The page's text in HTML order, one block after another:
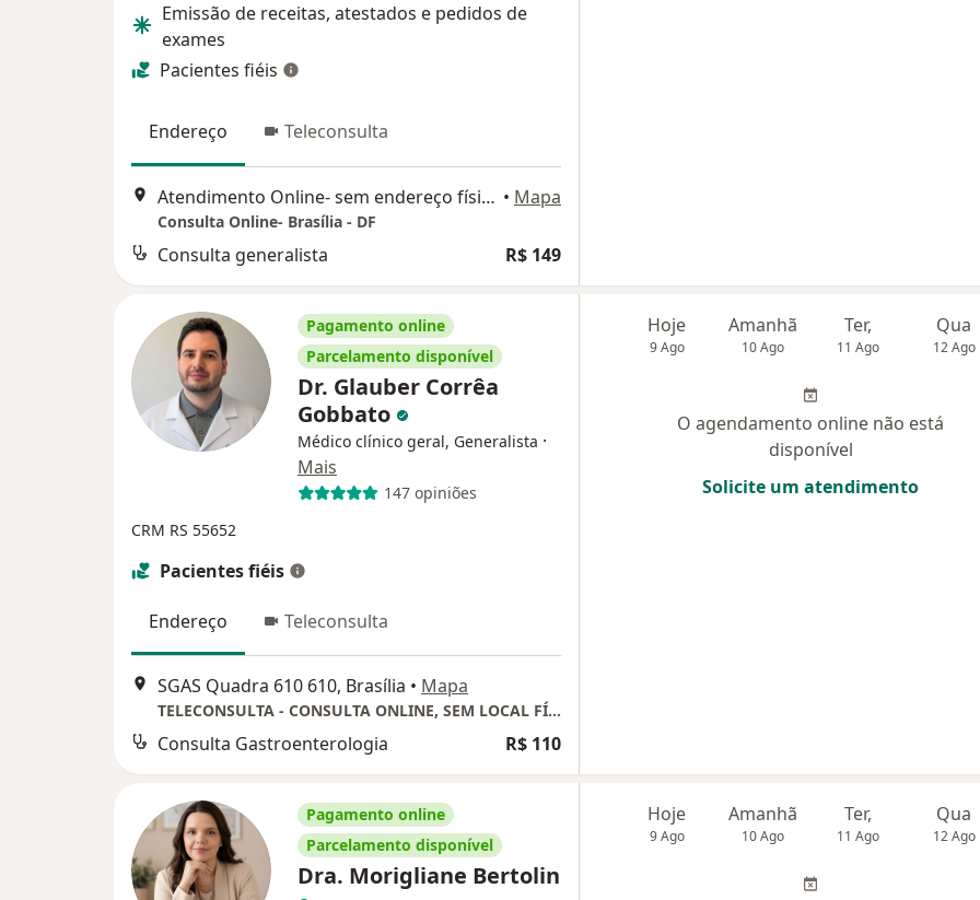
Emissão de receitas, atestados e pedidos de
exames
Pacientes fiéis
Endereço Teleconsulta
Atendimento Online- sem endereço físico., Brasília • Mapa
Consulta Online- Brasília - DF
Consulta generalista R$ 149
Pagamento online
Parcelamento disponível
Dr. Glauber Corrêa
Gobbato
Médico clínico geral, Generalista ·
Mais
147 opiniões
CRM RS 55652
Pacientes fiéis
Endereço Teleconsulta
SGAS Quadra 610 610, Brasília • Mapa
TELECONSULTA - CONSULTA ONLINE, SEM LOCAL FÍSICO.
Consulta Gastroenterologia R$ 110
Hoje
9 Ago
Amanhã
10 Ago
Ter,
11 Ago
Qua
12 Ago
O agendamento online não está
disponível
Solicite um atendimento
Pagamento online
Parcelamento disponível
Dra. Morigliane Bertolin
Hoje
9 Ago
Amanhã
10 Ago
Ter,
11 Ago
Qua
12 Ago